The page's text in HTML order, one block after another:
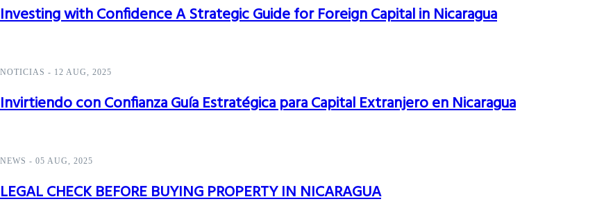
Investing with Confidence A Strategic Guide for Foreign Capital in Nicaragua
NOTICIAS - 12 AUG, 2025
Invirtiendo con Confianza Guía Estratégica para Capital Extranjero en Nicaragua
NEWS - 05 AUG, 2025
LEGAL CHECK BEFORE BUYING PROPERTY IN NICARAGUA